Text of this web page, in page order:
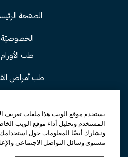
الصفحة
الخصوصيّة
طب الأورام
طب أمراض
زراعة
الطب
يستخدم موقع الويب هذا ملفات تعريف
المستخدم وتحليل أداء موقع الويب
ونشارك أيضًا المعلومات حول استخدامك
مستوى وسائل التواصل الاجتماعي